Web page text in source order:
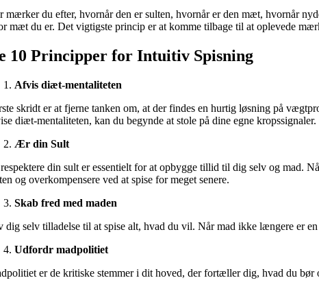
mærker du efter, hvornår den er sulten, hvornår er den mæt, hvornår
mæt du er. Det vigtigste princip er at komme tilbage til at oplevede
10 Principper for Intuitiv Spisning
Afvis diæt-mentaliteten
skridt er at fjerne tanken om, at der findes en hurtig løsning på
diæt-mentaliteten, kan du begynde at stole på dine egne kropssignaler.
Ær din Sult
din sult er essentielt for at opbygge tillid til dig selv og mad.
og overkompensere ved at spise for meget senere.
Skab fred med maden
dig selv tilladelse til at spise alt, hvad du vil. Når mad ikke længere er
Udfordr madpolitiet
er de kritiske stemmer i dit hoved, der fortæller dig, hvad du bør